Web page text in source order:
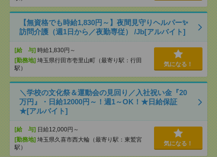
【無資格でも時給1,830円～】夜間見守りヘルパー✨
訪問介護（週1日から／夜勤専従） /Jb[アルバイト]
[給 与] 時給1,830円～
[勤務地] 埼玉県行田市壱里山町（最寄り駅：行田
駅）
気になる！
＼学校の文化祭＆運動会の見回り／入社祝い金『20
万円』・日給12000円～！週1～OK！★日給保証
★[アルバイト]
[給 与] 日給12,000円～
[勤務地] 埼玉県久喜市西大輪（最寄り駅：東鷲宮
駅）
気になる！